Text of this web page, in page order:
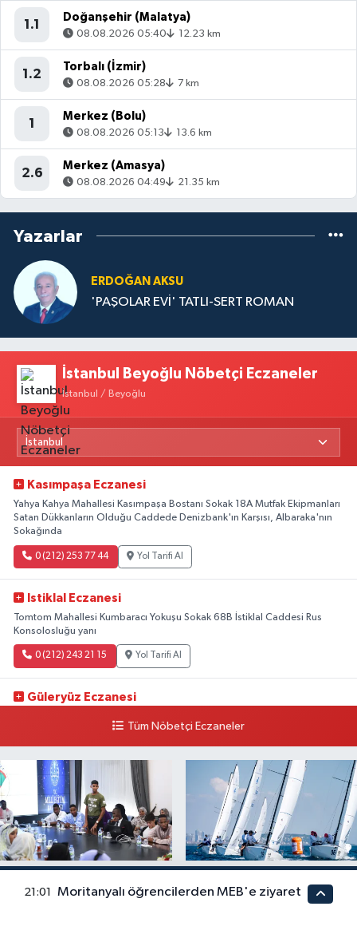
1.1
Doğanşehir (Malatya)
08.08.2026 05:40 12.23 km
1.2
Torbalı (İzmir)
08.08.2026 05:28 7 km
1
Merkez (Bolu)
08.08.2026 05:13 13.6 km
2.6
Merkez (Amasya)
08.08.2026 04:49 21.35 km
Yazarlar
ERDOĞAN AKSU
'PAŞOLAR EVİ' TATLI-SERT ROMAN
İstanbul Beyoğlu Nöbetçi Eczaneler
İstanbul / Beyoğlu
Kasımpaşa Eczanesi
Yahya Kahya Mahallesi Kasımpaşa Bostanı Sokak 18A Mutfak Ekipmanları
Satan Dükkanların Olduğu Caddede Denizbank'ın Karşısı, Albaraka'nın
Sokağında
0 (212) 253 77 44 Yol Tarifi Al
Istiklal Eczanesi
Tomtom Mahallesi Kumbaracı Yokuşu Sokak 68B İstiklal Caddesi Rus
Konsolosluğu yanı
0 (212) 243 21 15 Yol Tarifi Al
Güleryüz Eczanesi
kalaycıbahçe Meydana DoğruTüm Nöbetçi Eczaneler
MEB'e ziyaret
mücadelesi ilk günde nefes
21:01 Moritanyalı öğrencilerden MEB'e ziyaret